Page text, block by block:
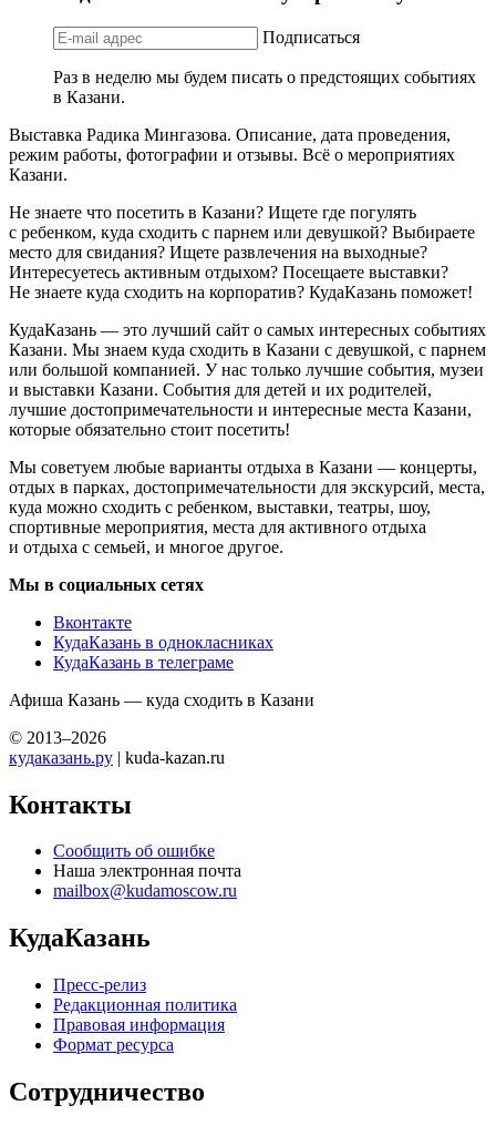
Подписаться
Раз в неделю мы будем писать о предстоящих событиях
в Казани.
Выставка Радика Мингазова. Описание, дата проведения,
режим работы, фотографии и отзывы. Всё о мероприятиях
Казани.
Не знаете что посетить в Казани? Ищете где погулять
с ребенком, куда сходить с парнем или девушкой? Выбираете
место для свидания? Ищете развлечения на выходные?
Интересуетесь активным отдыхом? Посещаете выставки?
Не знаете куда сходить на корпоратив? КудаКазань поможет!
КудаКазань — это лучший сайт о самых интересных событиях
Казани. Мы знаем куда сходить в Казани с девушкой, с парнем
или большой компанией. У нас только лучшие события, музеи
и выставки Казани. События для детей и их родителей,
лучшие достопримечательности и интересные места Казани,
которые обязательно стоит посетить!
Мы советуем любые варианты отдыха в Казани — концерты,
отдых в парках, достопримечательности для экскурсий, места,
куда можно сходить с ребенком, выставки, театры, шоу,
спортивные мероприятия, места для активного отдыха
и отдыха с семьей, и многое другое.
Мы в социальных сетях
Вконтакте
КудаКазань в однокласниках
КудаКазань в телеграме
Афиша Казань — куда сходить в Казани
© 2013–2026
кудаказань.ру | kuda-kazan.ru
Контакты
Сообщить об ошибке
Наша электронная почта
mailbox@kudamoscow.ru
КудаКазань
Пресс-релиз
Редакционная политика
Правовая информация
Формат ресурса
Сотрудничество